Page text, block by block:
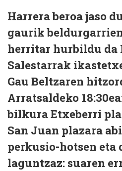
Harrera beroa jaso
gaurik
herritar hurbildu da
Salestarrak
Gau Beltzaren
Arratsaldeko
bilkura Etxeberri
San Juan plazara
perkusio-hotsen eta
laguntzaz: suaren